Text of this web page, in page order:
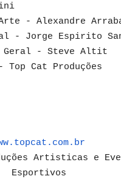
- Alexandre
- Jorge Espirito
Geral - Steve Altit
Top Cat Produções
Artisticas e
Esportivos